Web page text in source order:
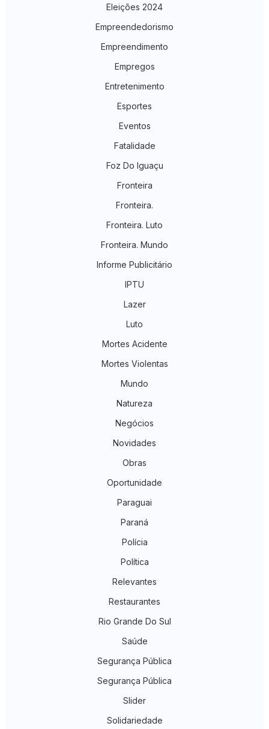
Eleições 2024
Empreendedorismo
Empreendimento
Empregos
Entretenimento
Esportes
Eventos
Fatalidade
Foz Do Iguaçu
Fronteira
Fronteira.
Fronteira. Luto
Fronteira. Mundo
Informe Publicitário
IPTU
Lazer
Luto
Mortes Acidente
Mortes Violentas
Mundo
Natureza
Negócios
Novidades
Obras
Oportunidade
Paraguai
Paraná
Polícia
Política
Relevantes
Restaurantes
Rio Grande Do Sul
Saúde
Segurança Pública
Segurança Pública
Slider
Solidariedade